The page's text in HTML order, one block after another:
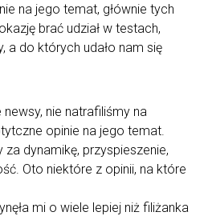
na jego temat, głównie tych
brać udział w testach,
a do których udało nam się
nie natrafiliśmy na
opinie na jego temat.
za dynamikę, przyspieszenie,
Oto niektóre z opinii, na które
mi o wiele lepiej niż filiżanka